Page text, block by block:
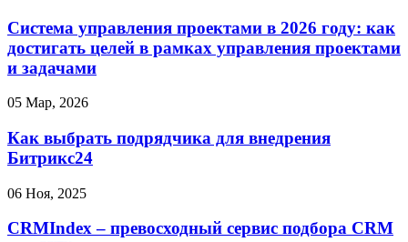
Система управления проектами в 2026 году: как
достигать целей в рамках управления проектами
и задачами
05 Мар, 2026
Как выбрать подрядчика для внедрения
Битрикс24
06 Ноя, 2025
CRMIndex – превосходный сервис подбора CRM